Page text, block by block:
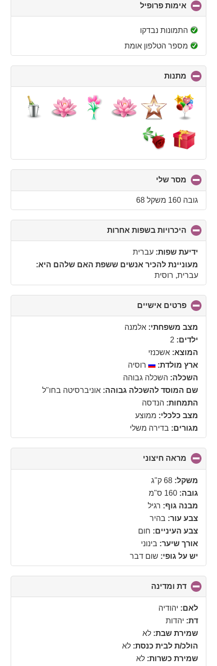
אימות פרופיל
to
התמונות נבדקו
מספר הטלפון אומת
מתנות
to
collapse
contents
מסר שלי
to
collapse
contents
גובה 160 משקל 68
היכרויות בשפות אחרות
to
ידיעת שפות: עברית
מעוניינת להכיר אנשים ששפת האם שלהם היא:
עברית, רוסית
פרטים אישיים
to
collapse
מצב משפחתי: אלמנה
ילדים: 2
המוצא: אשכנזי
ארץ מולדת:
רוסיה
השכלה: השכלה גבוהה
שם המוסד להשכלה גבוהה: אוניברסיטה בחו"ל
התמחות: הנדסה
מצב כלכלי: ממוצע
מגורים: בדירה משלי
מראה חיצוני
to
משקל: 68 ק"ג
גובה: 160 ס"מ
מבנה גוף: רגיל
צבע עור: בהיר
צבע העיניים: חום
אורך שיער: בינוני
יש על גופי: שום דבר
דת ומדינה
to
לאם: יהודיה
דת: יהדות
שמירת שבת: לא
הולכ/ת לבית כנסת: לא
שמירת כשרות: לא